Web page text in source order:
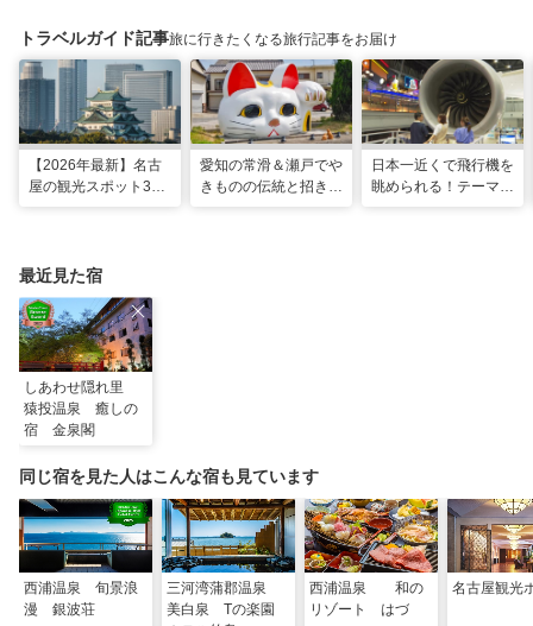
トラベルガイド記事旅に行きたくなる旅行記事をお届け
【2026年最新】名古
屋の観光スポット34
愛知の常滑＆瀬戸でや
きものの伝統と招き猫
日本一近くで飛行機を
眺められる！テーマパ
最近見た宿
しあわせ隠れ里
猿投温泉 癒しの
宿 金泉閣
同じ宿を見た人はこんな宿も見ています
西浦温泉 旬景浪
漫 銀波荘
三河湾蒲郡温泉
美白泉 Tの楽園
西浦温泉 和の
リゾート はづ
名古屋観光